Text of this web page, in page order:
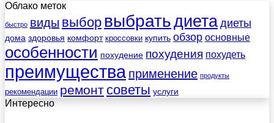
Облако меток
быстро виды выбор выбратьдиета диеты
дома здоровья комфорт кроссовки купить обзор основные
особенности похудение похудения похудеть
преимущества применение продукты
рекомендации ремонт советы услуги
Интересно